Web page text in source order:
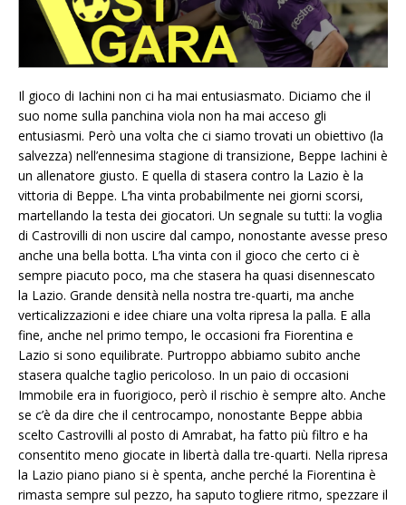
Il gioco di Iachini non ci ha mai entusiasmato. Diciamo che il
suo nome sulla panchina viola non ha mai acceso gli
entusiasmi. Però una volta che ci siamo trovati un obiettivo (la
salvezza) nell’ennesima stagione di transizione, Beppe Iachini è
un allenatore giusto. E quella di stasera contro la Lazio è la
vittoria di Beppe. L’ha vinta probabilmente nei giorni scorsi,
martellando la testa dei giocatori. Un segnale su tutti: la voglia
di Castrovilli di non uscire dal campo, nonostante avesse preso
anche una bella botta. L’ha vinta con il gioco che certo ci è
sempre piacuto poco, ma che stasera ha quasi disennescato
la Lazio. Grande densità nella nostra tre-quarti, ma anche
verticalizzazioni e idee chiare una volta ripresa la palla. E alla
fine, anche nel primo tempo, le occasioni fra Fiorentina e
Lazio si sono equilibrate. Purtroppo abbiamo subito anche
stasera qualche taglio pericoloso. In un paio di occasioni
Immobile era in fuorigioco, però il rischio è sempre alto. Anche
se c’è da dire che il centrocampo, nonostante Beppe abbia
scelto Castrovilli al posto di Amrabat, ha fatto più filtro e ha
consentito meno giocate in libertà dalla tre-quarti. Nella ripresa
la Lazio piano piano si è spenta, anche perché la Fiorentina è
rimasta sempre sul pezzo, ha saputo togliere ritmo, spezzare il